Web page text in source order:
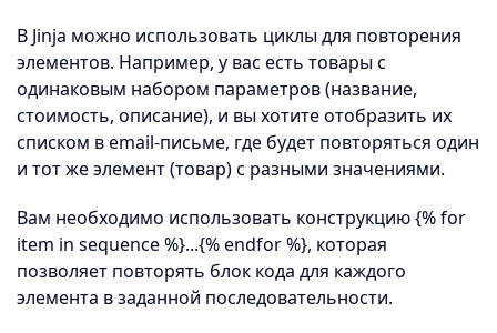
В Jinja можно использовать циклы для повторения
элементов. Например, у вас есть товары с
одинаковым набором параметров (название,
стоимость, описание), и вы хотите отобразить их
списком в email-письме, где будет повторяться один
и тот же элемент (товар) с разными значениями.
Вам необходимо использовать конструкцию {% for
item in sequence %}...{% endfor %}, которая
позволяет повторять блок кода для каждого
элемента в заданной последовательности.